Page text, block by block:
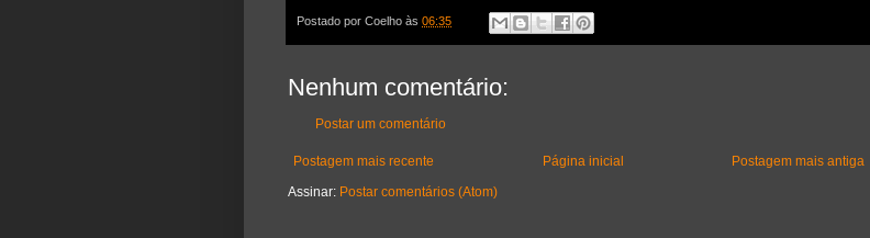
Postado por Coelho às 06:35
Nenhum comentário:
Postar um comentário
Postagem mais recente Postagem mais antiga
Página inicial
Assinar: Postar comentários (Atom)